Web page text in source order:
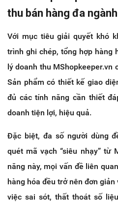
thu bán hàng đa ngành
Với mục tiêu giải quyết khó
trình ghi chép, tổng hợp hàng
lý doanh thu MShopkeeper.vn
Sản phẩm có thiết kế giao
đủ các tính năng cần thiết
doanh tiện lợi, hiệu quả.
Đặc biệt, đa số người dùng
quét mã vạch “siêu nhạy” từ
năng này, mọi vấn đề liên
hàng hóa đều trở nên đơn
việc sai sót, thất thoát số